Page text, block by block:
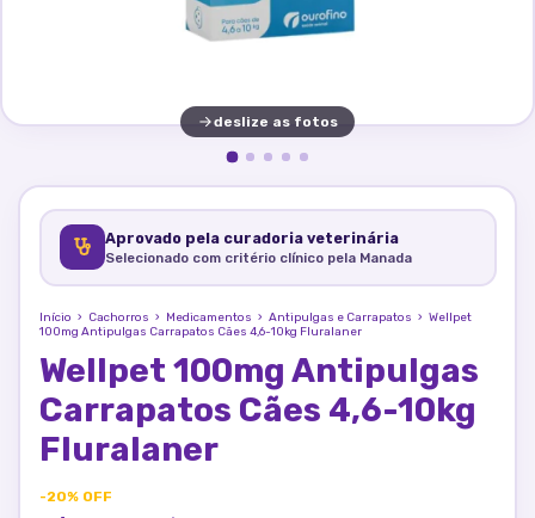
deslize as fotos
Aprovado pela curadoria veterinária
Selecionado com critério clínico pela Manada
Início › Cachorros › Medicamentos › Antipulgas e Carrapatos › Wellpet
100mg Antipulgas Carrapatos Cães 4,6-10kg Fluralaner
Wellpet 100mg Antipulgas
Carrapatos Cães 4,6-10kg
Fluralaner
-20% OFF